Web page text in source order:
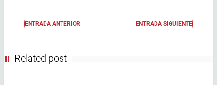
ENTRADA ANTERIOR ENTRADA SIGUIENTE
Related post